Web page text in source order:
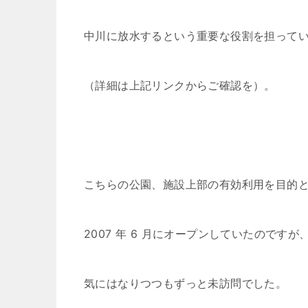
中川に放水するという重要な役割を担って
（詳細は上記リンクからご確認を）。
こちらの公園、施設上部の有効利用を目的
2007 年 6 月にオープンしていたのですが、
気にはなりつつもずっと未訪問でした。